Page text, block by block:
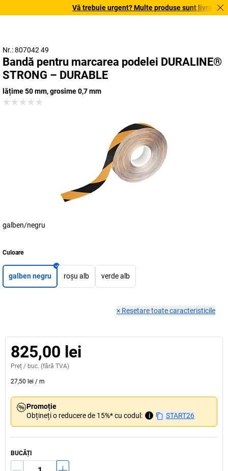
Vă trebuie urgent? Multe produse sunt livrate în
Nr.: 807042 49
Bandă pentru marcarea podelei DURALINE®
STRONG – DURABLE
lățime 50 mm, grosime 0,7 mm
galben/negru
Culoare
galben negru roșu alb verde alb
× Resetare toate caracteristicile
825,00 lei
Preț / buc. (fără TVA)
27,50 lei / m
Promoție
Obțineți o reducere de 15%* cu codul:
i START26
BUCĂȚI